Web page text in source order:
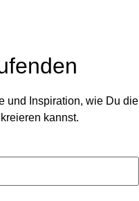
und Inspiration, wie Du die
kannst.